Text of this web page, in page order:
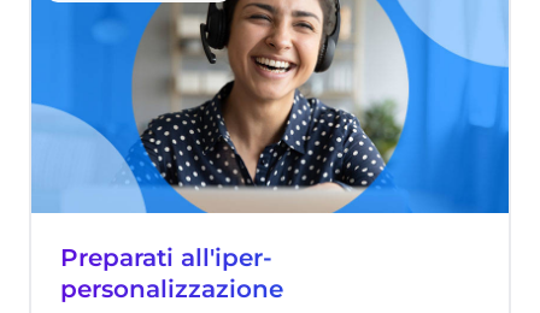
Preparati all'iper-
personalizzazione